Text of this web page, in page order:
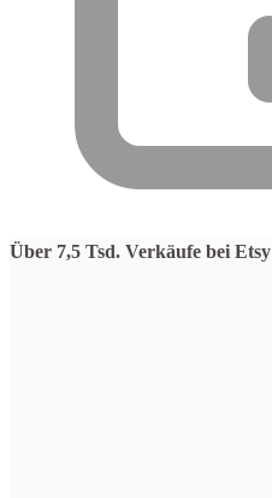
Über 7,5 Tsd. Verkäufe bei Etsy